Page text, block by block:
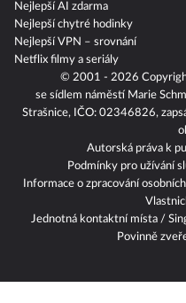
© 2001 - 2026
se sídlem náměstí Marie
Strašnice, IČO: 02346826,
Autorská práva k
Podmínky pro užívání
Informace o zpracování
Jednotná kontaktní místa /
Povinně
Nejlepší AI zdarma
Nejlepší chytré hodinky
Nejlepší VPN – srovnání
Netflix filmy a seriály